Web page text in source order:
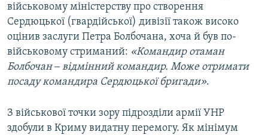
військовому міністерству про створення
Сердюцької (гвардійської) дивізії також високо
оцінив заслуги Петра Болбочана, хоча й був по-
військовому стриманий: «Командир отаман
Болбочан ‒ відмінний командир. Може отримати
посаду командира Сердюцької бригади».
З військової точки зору підрозділи армії УНР
здобули в Криму видатну перемогу. Як мінімум